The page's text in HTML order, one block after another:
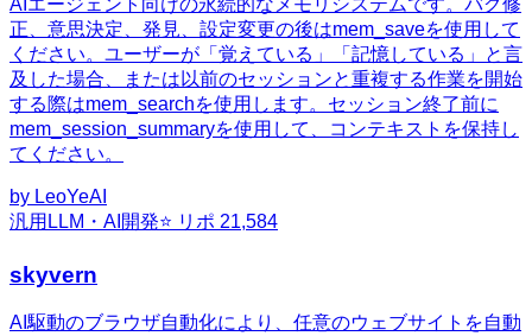
AIエージェント向けの永続的なメモリシステムです。バグ修
正、意思決定、発見、設定変更の後はmem_saveを使用して
ください。ユーザーが「覚えている」「記憶している」と言
及した場合、または以前のセッションと重複する作業を開始
する際はmem_searchを使用します。セッション終了前に
mem_session_summaryを使用して、コンテキストを保持し
てください。
by LeoYeAI
汎用 LLM・AI開発⭐ リポ 21,584
skyvern
AI駆動のブラウザ自動化により、任意のウェブサイトを自動